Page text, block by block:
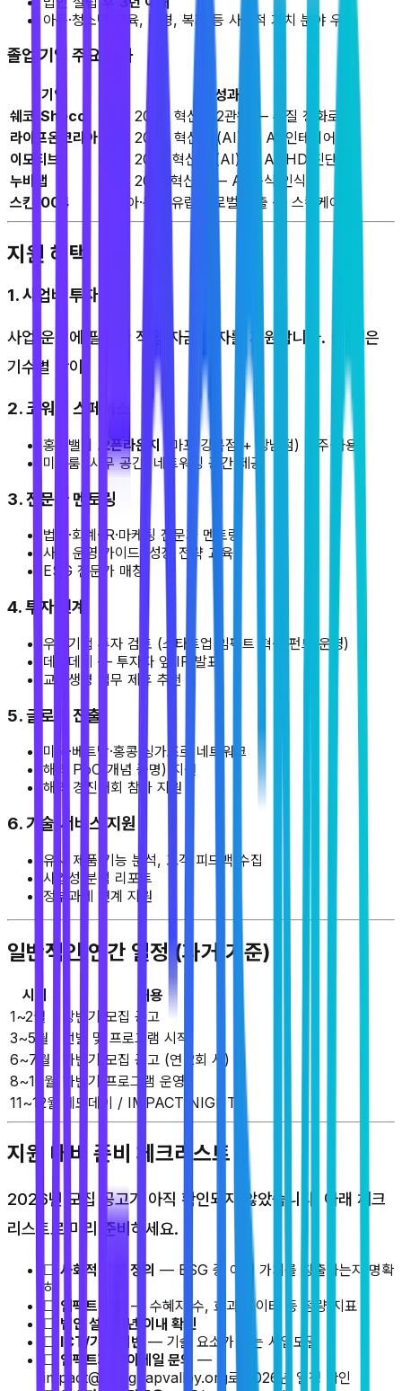
아동·청소년 교육, 환경, 복지 등 사회적 가치 분야 우대
졸업 기업 주요 성과
기업
성과
쉐코(Sheco)
CES 2024 혁신상 2관왕 — 수질 정화로봇
라이프온코리아
CES 2024 혁신상 (AI) — AI 인테리어
이모티브
CES 2023 혁신상 (AI) — ADHD 진단
누비랩
CES 2021 혁신상 — AI 음식 인식
스킨1004
동남아·북미·유럽 글로벌 진출 — 스킨케어
지원 혜택
1. 사업비 투자
사업 운영에 필요한 직접 자금 투자를 지원합니다. (금액은
기수별 상이)
2. 코워킹 스페이스
홍합밸리 오픈라운지 (마포 강북점 + 강남점) 입주·사용
미팅룸, 사무 공간, 네트워킹 공간 제공
3. 전문가 멘토링
법무·회계·IR·마케팅 전문가 멘토링
사업 운영 가이드, 성장 전략 교육
ESG 전문가 매칭
4. 투자 연계
우수기업 투자 검토 (스타트업 임팩트 혁신 펀드 운영)
데모데이 — 투자자 앞 IR 발표
교보생명 업무 제휴 추천
5. 글로벌 진출
미국·베트남·홍콩·싱가포르 네트워크
해외 PoC(개념 증명) 지원
해외 경진대회 참가 지원
6. 기술·서비스 지원
유사 제품 기능 분석, 고객 피드백 수집
사업성 분석 리포트
정부과제 연계 지원
일반적인 연간 일정 (과거 기준)
시기
내용
1~2월
상반기 모집 공고
3~5월
선발 및 프로그램 시작
6~7월
하반기 모집 공고 (연 2회 시)
8~10월 하반기 프로그램 운영
11~12월
데모데이 / IMPACT NIGHT
지원 대비 준비 체크리스트
2026년 모집 공고가 아직 확인되지 않았습니다. 아래 체크
리스트로 미리 준비하세요.
☐ 사회적 가치 정의 — ESG 중 어떤 가치를 창출하는지 명확
히
☐ 임팩트 측정
— 수혜자 수, 효과 데이터 등 정량 지표
☐ 법인 설립 3년 이내 확인
☐ ICT/기술 기반 — 기술 요소가 있는 사업모델
☐ 임팩트재단 이메일 문의
—
impact@honghapvalley.org로 2026년 일정 확인